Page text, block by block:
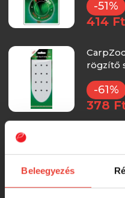
Beleegyezés
-51%
414 Ft
rögzítő
-61%
378
PVA
-38%
647